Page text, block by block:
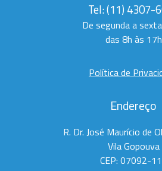
Tel:(11) 4307-
De segunda a
das 8h às 17h
Política de
Endereço
R. Dr. José Maurício de
Vila Gopouva
CEP: 07092-